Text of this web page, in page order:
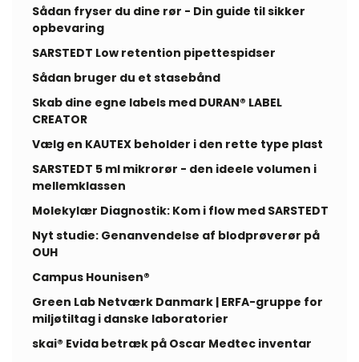
Sådan fryser du dine rør - Din guide til sikker
opbevaring
SARSTEDT Low retention pipettespidser
Sådan bruger du et stasebånd
Skab dine egne labels med DURAN® LABEL
CREATOR
Vælg en KAUTEX beholder i den rette type plast
SARSTEDT 5 ml mikrorør - den ideele volumen i
mellemklassen
Molekylær Diagnostik: Kom i flow med SARSTEDT
Nyt studie: Genanvendelse af blodprøverør på
OUH
Campus Hounisen®
Green Lab Netværk Danmark | ERFA-gruppe for
miljøtiltag i danske laboratorier
skai® Evida betræk på Oscar Medtec inventar